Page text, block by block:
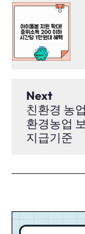
Next
친환경 농
환경농업
지급기준